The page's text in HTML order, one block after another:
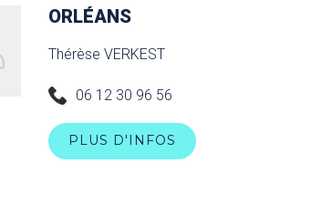
ORLÉANS
Thérèse VERKEST
06 12 30 96 56
PLUS D'INFOS